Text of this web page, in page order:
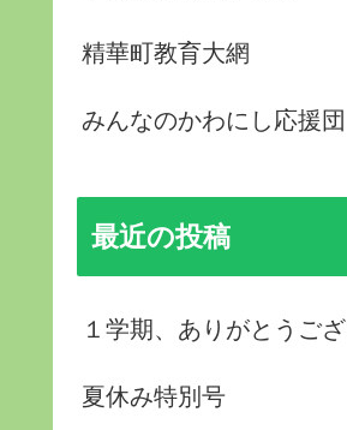
精華町教育大網
みんなのかわにし応援団
最近の投稿
１学期、ありがとうござ
夏休み特別号